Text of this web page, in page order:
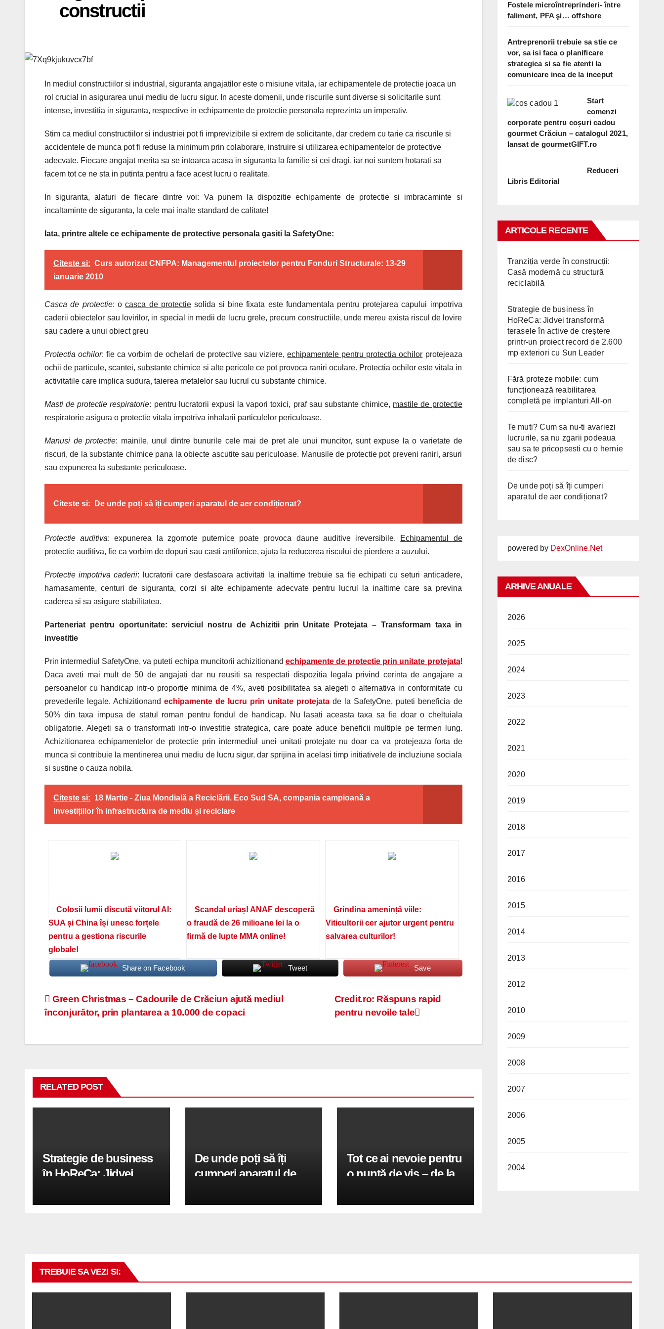
constructii
In mediul constructiilor si industrial, siguranta angajatilor este o misiune vitala, iar echipamentele de protectie joaca un
rol crucial in asigurarea unui mediu de lucru sigur. In aceste domenii, unde riscurile sunt diverse si solicitarile sunt
intense, investitia in siguranta, respective in echipamente de protectie personala reprezinta un imperativ.
Stim ca mediul constructiilor si industriei pot fi imprevizibile si extrem de solicitante, dar credem cu tarie ca riscurile si
accidentele de munca pot fi reduse la minimum prin colaborare, instruire si utilizarea echipamentelor de protective
adecvate. Fiecare angajat merita sa se intoarca acasa in siguranta la familie si cei dragi, iar noi suntem hotarati sa
facem tot ce ne sta in putinta pentru a face acest lucru o realitate.
In siguranta, alaturi de fiecare dintre voi: Va punem la dispozitie echipamente de protectie si imbracaminte si
incaltaminte de siguranta, la cele mai inalte standard de calitate!
Iata, printre altele ce echipamente de protective personala gasiti la SafetyOne:
Citeste si: Curs autorizat CNFPA: Managementul proiectelor pentru Fonduri Structurale: 13-29
ianuarie 2010
Casca de protectie: ocasca de protectie solida si bine fixata este fundamentala pentru protejarea capului impotriva
caderii obiectelor sau lovirilor, in special in medii de lucru grele, precum constructiile, unde mereu exista riscul de lovire
sau cadere a unui obiect greu
Protectia ochilor: fie ca vorbim de ochelari de protective sau viziere,echipamentele pentru protectia ochilor protejeaza
ochii de particule, scantei, substante chimice si alte pericole ce pot provoca raniri oculare. Protectia ochilor este vitala in
activitatile care implica sudura, taierea metalelor sau lucrul cu substante chimice.
Masti de protectie respiratorie: pentru lucratorii expusi la vapori toxici, praf sau substante chimice, mastile de protectie
respiratorie asigura o protectie vitala impotriva inhalarii particulelor periculoase.
Manusi de protectie: mainile, unul dintre bunurile cele mai de pret ale unui muncitor, sunt expuse la o varietate de
riscuri, de la substante chimice pana la obiecte ascutite sau periculoase. Manusile de protectie pot preveni raniri, arsuri
sau expunerea la substante periculoase.
Citeste si: De unde poți să îți cumperi aparatul de aer condiționat?
Protectie auditiva: expunerea la zgomote puternice poate provoca daune auditive ireversibile. Echipamentul de
protectie auditiva, fie ca vorbim de dopuri sau casti antifonice, ajuta la reducerea riscului de pierdere a auzului.
Protectie impotriva caderii: lucratorii care desfasoara activitati la inaltime trebuie sa fie echipati cu seturi anticadere,
harnasamente, centuri de siguranta, corzi si alte echipamente adecvate pentru lucrul la inaltime care sa previna
caderea si sa asigure stabilitatea.
Parteneriat pentru oportunitate: serviciul nostru de Achizitii prin Unitate Protejata – Transformam taxa in
investitie
Prin intermediul SafetyOne, va puteti echipa muncitorii achizitionand echipamente de protectie prin unitate protejata!
Daca aveti mai mult de 50 de angajati dar nu reusiti sa respectati dispozitia legala privind cerinta de angajare a
persoanelor cu handicap intr-o proportie minima de 4%, aveti posibilitatea sa alegeti o alternativa in conformitate cu
prevederile legale. Achizitionandechipamente de lucru prin unitate protejata de la SafetyOne, puteti beneficia de
50% din taxa impusa de statul roman pentru fondul de handicap. Nu lasati aceasta taxa sa fie doar o cheltuiala
obligatorie. Alegeti sa o transformati intr-o investitie strategica, care poate aduce beneficii multiple pe termen lung.
Achizitionarea echipamentelor de protectie prin intermediul unei unitati protejate nu doar ca va protejeaza forta de
munca si contribuie la mentinerea unui mediu de lucru sigur, dar sprijina in acelasi timp initiativele de incluziune sociala
si sustine o cauza nobila.
Citeste si: 18 Martie - Ziua Mondială a Reciclării. Eco Sud SA, compania campioană a
investițiilor în infrastructura de mediu și reciclare
Colosii lumii discută viitorul AI:
SUA și China își unesc forțele
pentru a gestiona riscurile
globale!
Scandal uriaș! ANAF descoperă
o fraudă de 26 milioane lei la o
firmă de lupte MMA online!
Grindina amenință viile:
Viticultorii cer ajutor urgent pentru
salvarea culturilor!
Share on Facebook Tweet Save
Navigare
articole
Credit.ro: Răspuns rapid
pentru nevoile tale
Green Christmas – Cadourile de Crăciun ajută mediul
înconjurător, prin plantarea a 10.000 de copaci
RELATED POST
Strategie de business
în HoReCa: Jidvei
active de creștere
Leader
De unde poți să îți
cumperi aparatul de
Tot ce ai nevoie pentru
o nuntă de vis – de la
video perfecte
Fostele microîntreprinderi- între
faliment, PFA şi… offshore
Antreprenorii trebuie sa stie ce
vor, sa isi faca o planificare
strategica si sa fie atenti la
comunicare inca de la inceput
Start
comenzi
corporate pentru coșuri cadou
gourmet Crăciun – catalogul 2021,
lansat de gourmetGIFT.ro
Reduceri
Libris Editorial
ARTICOLE RECENTE
Tranziția verde în construcții:
Casă modernă cu structură
reciclabilă
Strategie de business în
HoReCa: Jidvei transformă
terasele în active de creștere
printr-un proiect record de 2.600
mp exteriori cu Sun Leader
Fără proteze mobile: cum
funcționează reabilitarea
completă pe implanturi All-on
Te muti? Cum sa nu-ti avariezi
lucrurile, sa nu zgarii podeaua
sau sa te pricopsesti cu o hernie
de disc?
De unde poți să îți cumperi
aparatul de aer condiționat?
powered by DexOnline.Net
ARHIVE ANUALE
2026
2025
2024
2023
2022
2021
2020
2019
2018
2017
2016
2015
2014
2013
2012
2010
2009
2008
2007
2006
2005
2004
TREBUIE SA VEZI SI: